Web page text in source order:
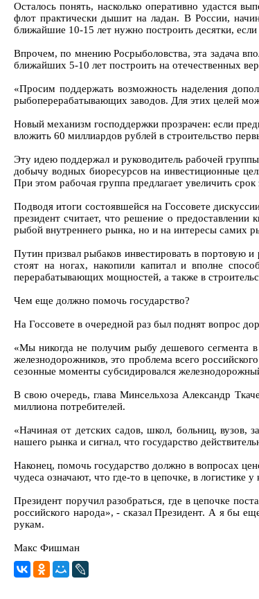
Осталось понять, насколько оперативно удастся
флот практически дышит на ладан. В России,
ближайшие 10-15 лет нужно построить десятки,
Впрочем, по мнению Росрыболовства, эта задача
ближайших 5-10 лет построить на отечественных
«Просим поддержать возможность наделения
рыбоперерабатывающих заводов. Для этих целей
Новый механизм господдержки прозрачен: если
вложить 60 миллиардов рублей в строительство
Эту идею поддержал и руководитель рабочей
добычу водных биоресурсов на инвестиционные
При этом рабочая группа предлагает увеличить
Подводя итоги состоявшейся на Госсовете
президент считает, что решение о
рыбой внутреннего рынка, но и на интересы самих
Путин призвал рыбаков инвестировать в портовую
стоят на ногах, накопили капитал и вполне
перерабатывающих мощностей, а также в
Чем еще должно помочь государство?
На Госсовете в очередной раз был поднят вопрос
«Мы никогда не получим рыбу дешевого сегмента
железнодорожников, это проблема всего
сезонные моменты субсидировался
В свою очередь, глава Минсельхоза Александр
миллиона потребителей.
«Начиная от детских садов, школ, больниц, вузов,
нашего рынка и сигнал, что государство
Наконец, помочь государство должно в вопросах
чудеса означают, что где-то в цепочке, в
Президент поручил разобраться, где в цепочке
российского народа», - сказал Президент. А я бы
рукам.
Макс Фишман